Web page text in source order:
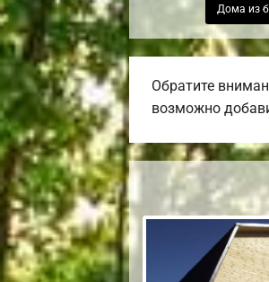
Дома из
Обратите
возможно